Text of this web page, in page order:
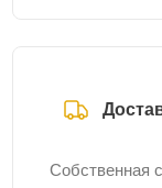
Собственная